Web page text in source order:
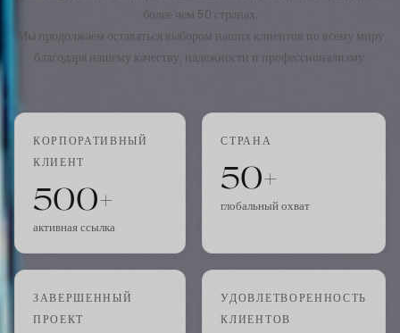
более чем 50 странах.
Мы продолжаем оставаться выбором наших клиентов по всему миру
благодаря нашему качеству, надежности и профессионализму.
КОРПОРАТИВНЫЙ
КЛИЕНТ
500+
активная ссылка
СТРАНА
50+
глобальный охват
ЗАВЕРШЕННЫЙ
ПРОЕКТ
УДОВЛЕТВОРЕННОСТЬ
КЛИЕНТОВ